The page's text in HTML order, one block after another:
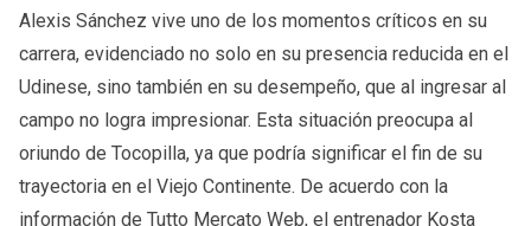
Alexis Sánchez vive uno de los momentos críticos en su
carrera, evidenciado no solo en su presencia reducida en el
Udinese, sino también en su desempeño, que al ingresar al
campo no logra impresionar. Esta situación preocupa al
oriundo de Tocopilla, ya que podría significar el fin de su
trayectoria en el Viejo Continente. De acuerdo con la
información de Tutto Mercato Web, el entrenador Kosta